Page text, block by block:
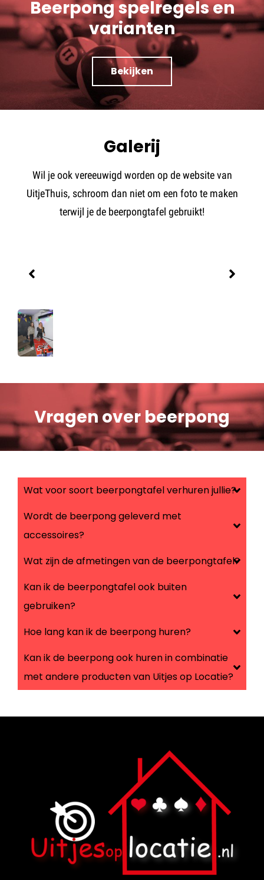
Beerpong spelregels en
varianten
Bekijken
Galerij
Wil je ook vereeuwigd worden op de website van
UitjeThuis, schroom dan niet om een foto te maken
terwijl je de beerpongtafel gebruikt!
Vragen over beerpong
Wat voor soort beerpongtafel verhuren jullie?
Wordt de beerpong geleverd met
accessoires?
Wat zijn de afmetingen van de beerpongtafel?
Kan ik de beerpongtafel ook buiten
gebruiken?
Hoe lang kan ik de beerpong huren?
Kan ik de beerpong ook huren in combinatie
met andere producten van Uitjes op Locatie?